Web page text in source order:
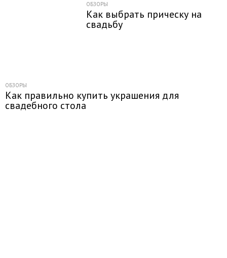
ОБЗОРЫ
Как выбрать прическу на
свадьбу
ОБЗОРЫ
Как правильно купить украшения для
свадебного стола